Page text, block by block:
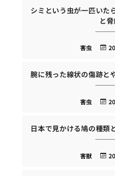
シミという虫が一匹いた
と
害虫
腕に残った線状の傷跡と
害虫
日本で見かける鳩の種類
害獣